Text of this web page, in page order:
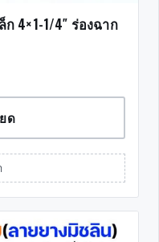
ก 4×1-1/4″ ร่องฉาก
ด